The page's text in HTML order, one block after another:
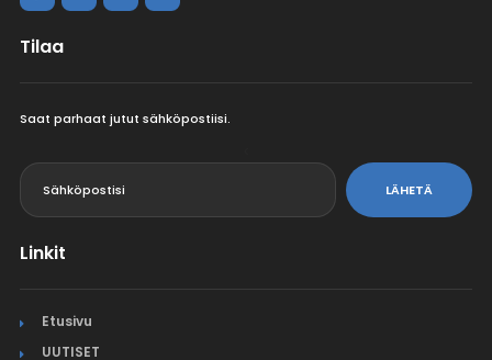
Tilaa
Saat parhaat jutut sähköpostiisi.
LÄHETÄ
Linkit
Etusivu
UUTISET